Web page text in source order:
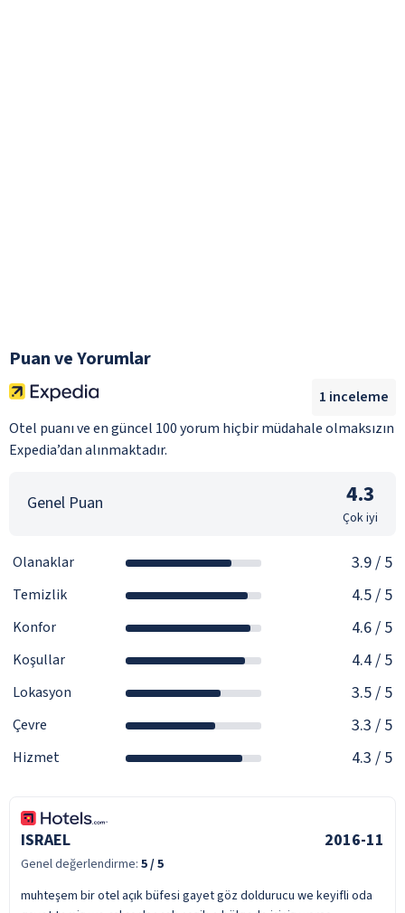
Puan ve Yorumlar
Otel puanı ve en güncel 100 yorum hiçbir müdahale olmaksızın
Expedia’dan alınmaktadır.
1 inceleme
Genel Puan 4.3
Çok iyi
Olanaklar 3.9/ 5
Temizlik 4.5/ 5
Konfor 4.6/ 5
Koşullar 4.4/ 5
Lokasyon 3.5/ 5
Çevre 3.3 / 5
Hizmet 4.3 / 5
ISRAEL 2016-11
Genel değerlendirme: 5/ 5
muhteşem bir otel açık büfesi gayet göz doldurucu we keyifli oda